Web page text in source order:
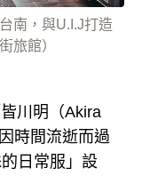
南，與U.I.J打造
旅館）
川明（Akira
時間流逝而過
日常服」設